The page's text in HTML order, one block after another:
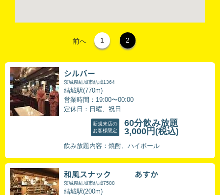
前へ 1 2
シルバー
茨城県結城市結城1364
結城駅(770m)
営業時間：19:00〜00:00
定休日：日曜、祝日
新規来店の
お客様限定
60分飲み放題
3,000円 (税込)
飲み放題内容：焼酎、ハイボール
和風スナック あすか
茨城県結城市結城7588
結城駅(200m)